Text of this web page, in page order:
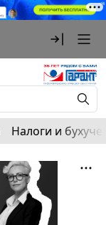
Налоги и